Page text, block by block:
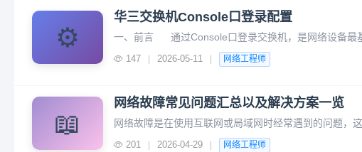
⚙️
华三交换机Console口登录配置
147 2026-05-11 网络工程师
📖
网络故障常见问题汇总以及解决方案一览
201 2026-04-29 网络工程师